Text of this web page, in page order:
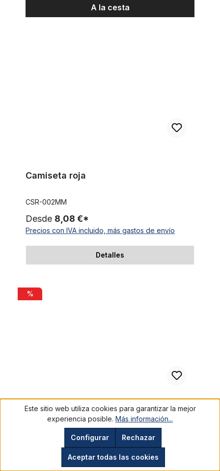
A la cesta
Camiseta roja
CSR-002MM
Desde 8,08 €*
Precios con IVA incluido, más gastos de envío
Detalles
Original GANT 1970s vintage bicycle gloves with chrocheted
%
Original GANT 1970s vintage bicycle
gloves with chrocheted upper hand
20,29 €* Copiloto de IA40,62 €*Copiloto de IA
Este sitio web utiliza cookies para garantizar la mejor
experiencia posible. Más información...
Rechazar
Configurar
Aceptar todas las cookies